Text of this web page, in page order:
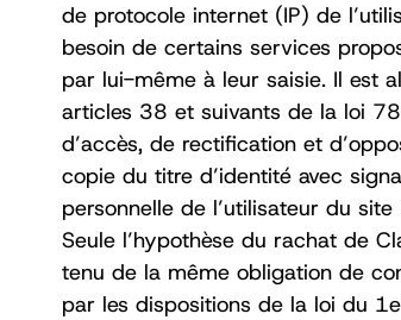
de protocole internet (IP) de
besoin de certains services
par lui-même à leur saisie. Il est
articles 38 et suivants de la loi
d’accès, de rectification et
copie du titre d’identité avec
personnelle de l’utilisateur du
Seule l’hypothèse du rachat de
tenu de la même obligation de
par les dispositions de la loi du